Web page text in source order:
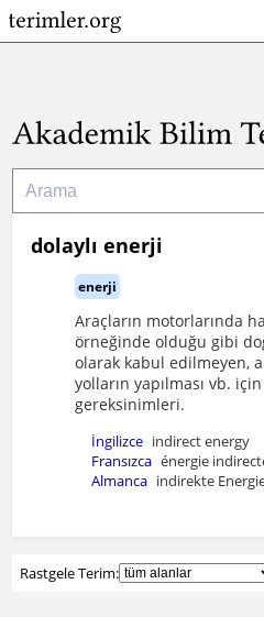
dolaylı enerji
enerji
Araçların motorlarında
örneğinde olduğu gibi
olarak kabul edilmeyen,
yolların yapılması vb.
gereksinimleri.
İngilizce indirect energy
Fransızca énergie
Almanca indirekte
Rastgele Terim: